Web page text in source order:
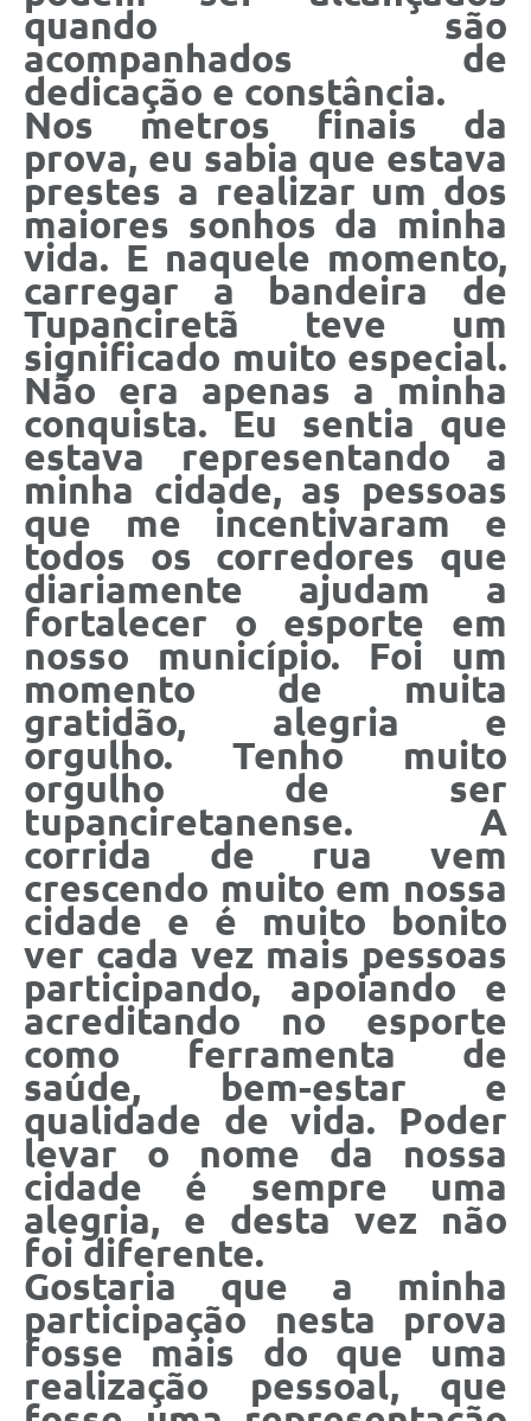
quando são
acompanhados de
dedicação e constância.
Nos metros finais da
prova, eu sabia que estava
prestes a realizar um dos
maiores sonhos da minha
vida. E naquele momento,
carregar a bandeira de
Tupanciretã teve um
significado muito especial.
Não era apenas a minha
conquista. Eu sentia que
estava representando a
minha cidade, as pessoas
que me incentivaram e
todos os corredores que
diariamente ajudam a
fortalecer o esporte em
nosso município. Foi um
momento de muita
gratidão, alegria e
orgulho. Tenho muito
orgulho de ser
tupanciretanense. A
corrida de rua vem
crescendo muito em nossa
cidade e é muito bonito
ver cada vez mais pessoas
participando, apoiando e
acreditando no esporte
como ferramenta de
saúde, bem-estar e
qualidade de vida. Poder
levar o nome da nossa
cidade é sempre uma
alegria, e desta vez não
foi diferente.
Gostaria que a minha
participação nesta prova
fosse mais do que uma
realização pessoal, que